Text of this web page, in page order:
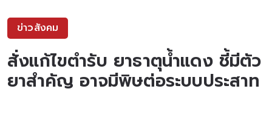
ข่าวสังคม
สั่งแก้ไขตำรับ ยาธาตุน้ำแดง ชี้มีตัว
ยาสำคัญ อาจมีพิษต่อระบบประสาท